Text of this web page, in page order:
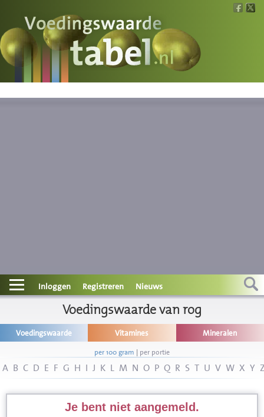
Voedingswaarde
Wat is wat?
Contact
Informatie
Disclaimer
Inloggen Registreren Nieuws
Voedingswaarde van rog
Voedingswaarde Vitamines Mineralen
per 100 gram | per portie
A B C D E F G H I J K L M N O P Q R S T U V W X Y
Je bent niet aangemeld.